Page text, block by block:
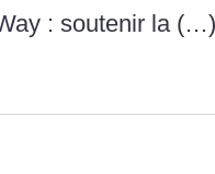
: soutenir la (…)